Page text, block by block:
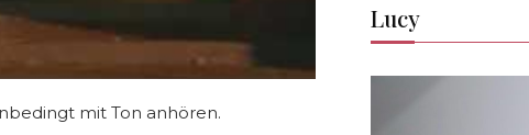
mit Ton anhören.
Lucy